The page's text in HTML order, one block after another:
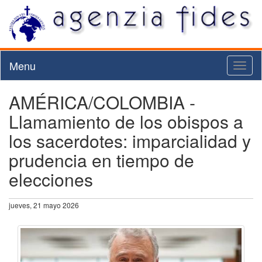
Menu
AMÉRICA/COLOMBIA -
Llamamiento de los obispos a
los sacerdotes: imparcialidad y
prudencia en tiempo de
elecciones
jueves, 21 mayo 2026